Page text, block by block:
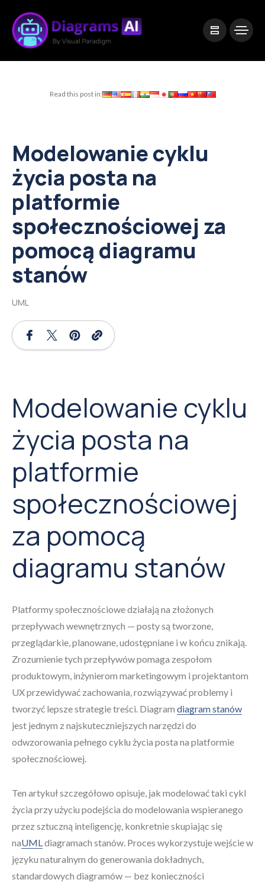
Read this post in:
Modelowanie cyklu
życia posta na
platformie
społecznościowej za
pomocą diagramu
stanów
UML
Modelowanie cyklu
życia posta na
platformie
społecznościowej
za pomocą
diagramu stanów
Platformy społecznościowe działają na złożonych
przepływach wewnętrznych — posty są tworzone,
przeglądarkie, planowane, udostępniane i w końcu znikają.
Zrozumienie tych przepływów pomaga zespołom
produktowym, inżynierom marketingowym i projektantom
UX przewidywać zachowania, rozwiązywać problemy i
tworzyć lepsze strategie treści. Diagram diagram stanów
jest jednym z najskuteczniejszych narzędzi do
odwzorowania pełnego cyklu życia posta na platformie
społecznościowej.
Ten artykuł szczegółowo opisuje, jak modelować taki cykl
życia przy użyciu podejścia do modelowania wspieranego
przez sztuczną inteligencję, konkretnie skupiając się
naUMLdiagramach stanów. Proces wykorzystuje wejście w
języku naturalnym do generowania dokładnych,
standardowych diagramów — bez konieczności